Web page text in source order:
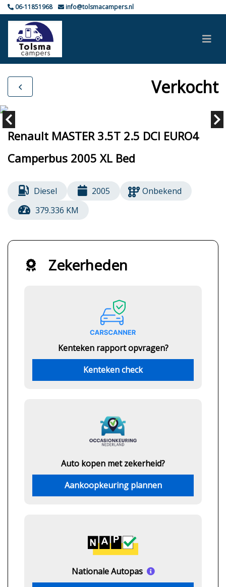
06-11851968 info@tolsmacampers.nl
Verkocht
Renault MASTER 3.5T 2.5 DCI EURO4
Camperbus 2005 XL Bed
Diesel 2005
Onbekend
379.336 KM
Zekerheden
Kenteken rapport opvragen?
Kenteken check
Auto kopen met zekerheid?
Aankoopkeuring plannen
Nationale Autopas